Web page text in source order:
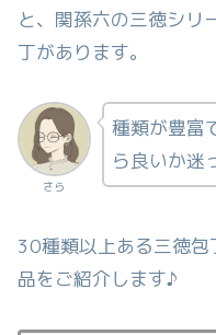
と、関孫六の三徳シリ
丁があります。
さら
種類が豊富
ら良いか迷
30種類以上ある三徳
品をご紹介します♪